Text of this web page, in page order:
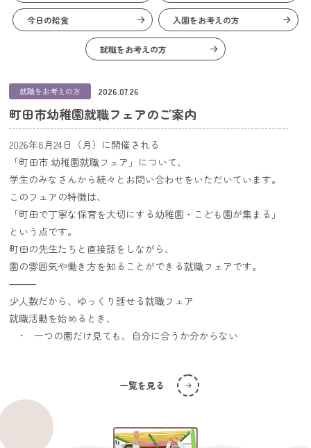
今日の給食 入園をお考えの方
就職をお考えの方
一覧を見る
就職をお考えの方 2026.07.26
町田市幼稚園就職フェアのご案内
2026年8月24日（月）に開催される
「町田市 幼稚園就職フェア」について、
学生のみなさんから続々とお問い合わせをいただいています。
このフェアの特徴は、
「町田で丁寧な保育を大切にする幼稚園・こども園が集まる」
という点です。
町田の先生たちと直接話をしながら、
園の雰囲気や働き方を知ることができる就職フェアです。
⸻
少人数だから、ゆっくり話せる就職フェア
就職活動を始めるとき、
• 一つの園だけ見ても、自分に合うか分からない
そんな悩みを感じている学生さんも多いと思います。
そこで今回のフェアでは、
定員20名の少人数制にしました。
参加するすべての園の先生と、